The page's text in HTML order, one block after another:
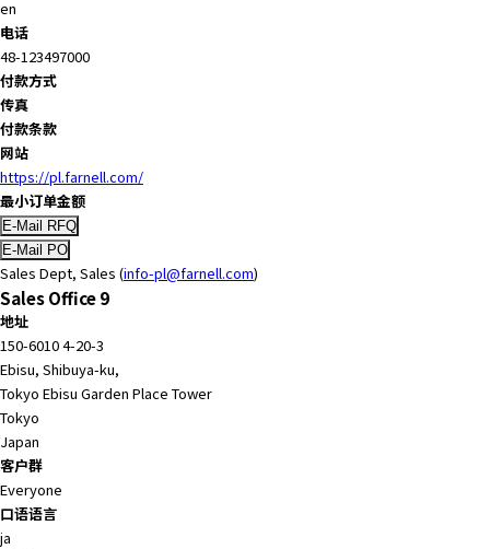
n
t
e
r
a
c
t
w
i
t
h
t
h
e
c
o
n
t
e
n
t
.
en
电话
48-123497000
付款方式
传真
付款条款
网站
https://pl.farnell.com/
最小订单金额
Sales Dept, Sales (info-pl@farnell.com)
Sales Office 9
地址
150-6010 4-20-3
Ebisu, Shibuya-ku,
Tokyo Ebisu Garden Place Tower
Tokyo
Japan
客户群
Everyone
口语语言
ja